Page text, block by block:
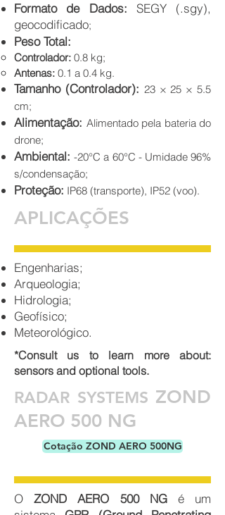
Formato de Dados: SEGY (.sgy),
geocodificado;
Peso Total:
Controlador: 0.8 kg;
Antenas: 0.1 a 0.4 kg.
Tamanho (Controlador): 23 × 25 × 5.5
cm;
Alimentação: Alimentado pela bateria do
drone;
Ambiental: -20°C a 60°C - Umidade 96%
s/condensação;
Proteção: IP68 (transporte), IP52 (voo).
APLICAÇÕES
Engenharias;
Arqueologia;
Hidrologia;
Geofísico;
Meteorológico.
*Consult us to learn more about:
sensors and optional tools.
RADAR SYSTEMS ZOND
AERO 500 NG
Cotação ZOND AERO 500NG
OZOND AERO 500 NGé um